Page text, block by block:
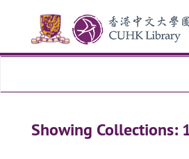
content
Showing Collections: